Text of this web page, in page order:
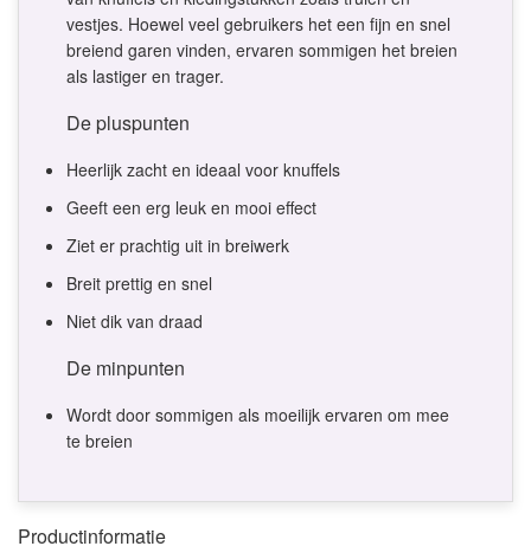
vestjes. Hoewel veel gebruikers het een fijn en snel
breiend garen vinden, ervaren sommigen het breien
als lastiger en trager.
De pluspunten
Heerlijk zacht en ideaal voor knuffels
Geeft een erg leuk en mooi effect
Ziet er prachtig uit in breiwerk
Breit prettig en snel
Niet dik van draad
De minpunten
Wordt door sommigen als moeilijk ervaren om mee
te breien
Productinformatie